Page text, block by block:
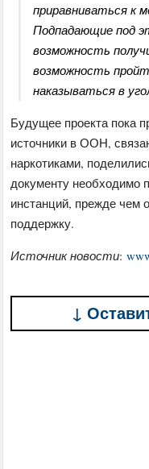
приравниваться к
Подпадающие под
возможность
возможность
наказываться в
Будущее проекта пока
источники в ООН,
наркотиками,
документу необходимо
инстанций, прежде чем
поддержку.
Источник новости:
↓